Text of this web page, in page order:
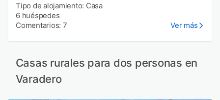
Tipo de alojamiento: Casa
6 huéspedes
Comentarios: 7
Ver más
Casas rurales para dos personas en
Varadero